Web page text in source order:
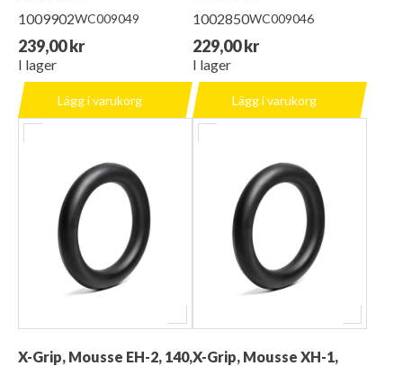
1009902WC009049
239,00 kr
I lager
Lägg i varukorg
1002850WC009046
229,00 kr
I lager
Lägg i varukorg
X-Grip, Mousse EH-2, 140,X-Grip, Mousse XH-1,